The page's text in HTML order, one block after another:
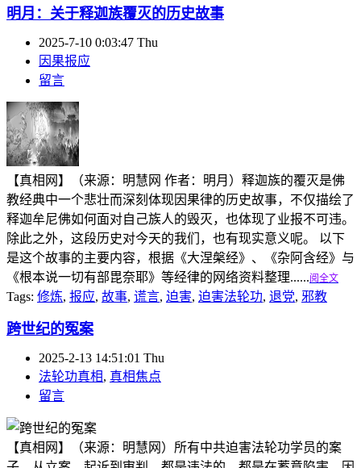
明月：关于释迦族覆灭的历史故事
2025-7-10 0:03:47 Thu
因果报应
留言
【真相网】（来源：明慧网 作者：明月）释迦族的覆灭是佛
教经典中一个悲壮而深刻体现因果律的历史故事，不仅描绘了
释迦牟尼佛如何面对自己族人的毁灭，也体现了业报不可违。
除此之外，这段历史对今天的我们，也有现实意义呢。 以下
是这个故事的主要内容，根据《大涅槃经》、《杂阿含经》与
《根本说一切有部毘奈耶》等经律的网络资料整理......阅全文
Tags: 修炼, 报应, 故事, 谎言, 迫害, 迫害法轮功, 退党, 邪教
跨世纪的冤案
2025-2-13 14:51:01 Thu
法轮功真相, 真相焦点
留言
【真相网】（来源：明慧网）所有中共迫害法轮功学员的案